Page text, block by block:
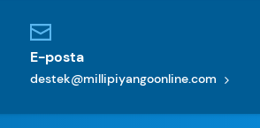
E-posta
destek@millipiyangoonline.com